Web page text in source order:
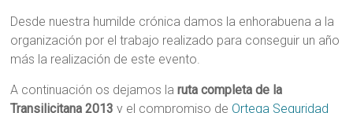
Desde nuestra humilde crónica damos la enhorabuena a la
organización por el trabajo realizado para conseguir un año
más la realización de este evento.
A continuación os dejamos laruta completa de la
Transilicitana 2013 y el compromiso de Ortega Seguridad